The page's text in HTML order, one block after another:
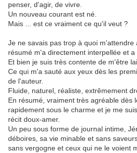
penser, d'agir, de vivre.
Un nouveau courant est né.
Mais ... est ce vraiment ce qu'il veut ?
Je ne savais pas trop à quoi m'attendre
résumé m'a directement interpellée et a
Et bien je suis très contente de m'être
Ce qui m'a sauté aux yeux dès les
de l'auteur.
Fluide, naturel, réaliste, extrêmement
En résumé, vraiment très agréable dès
rapidement sous le charme et je me
récit doux-amer.
Un peu sous forme de journal intime,
déboires, sa vie minable et sans
sans vergogne et ceux qui ne le voient